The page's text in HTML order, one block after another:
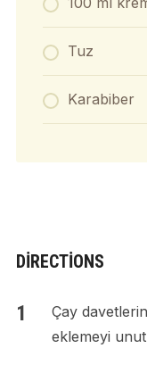
Tuz
Karabiber
DIRECTIONS
Çay
eklemeyi